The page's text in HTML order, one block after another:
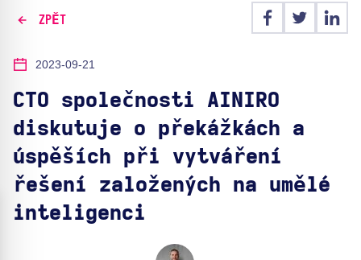
ZPĚT
2023-09-21
CTO společnosti AINIRO
diskutuje o překážkách a
úspěších při vytváření
řešení založených na umělé
inteligenci